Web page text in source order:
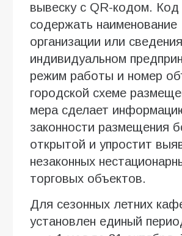
вывеску с QR-кодом.
содержать наименование
организации или
индивидуальном
режим работы и номер
городской схеме
мера сделает
законности размещения
открытой и упростит
незаконных
торговых объектов.
Для сезонных летних
установлен единый